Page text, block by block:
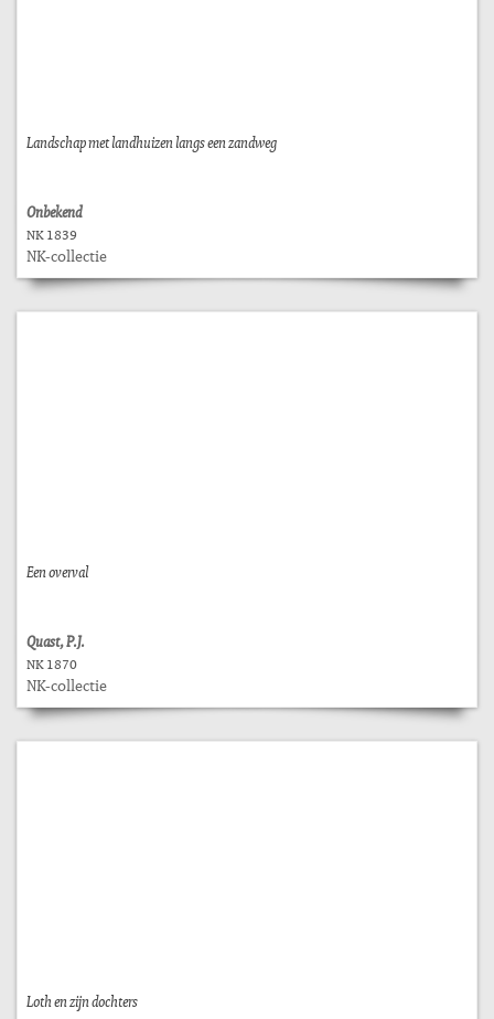
Landschap met landhuizen langs een zandweg
Onbekend
NK 1839
NK-collectie
Een overval
Quast, P.J.
NK 1870
NK-collectie
Loth en zijn dochters